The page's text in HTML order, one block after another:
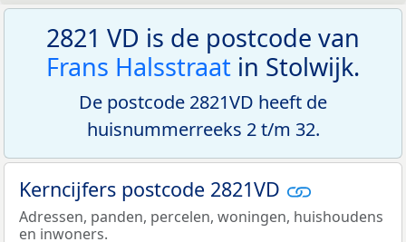
2821 VD is de postcode van
Frans Halsstraat in Stolwijk.
De postcode 2821VD heeft de
huisnummerreeks 2 t/m 32.
Kerncijfers postcode 2821VD
Adressen, panden, percelen, woningen, huishoudens
en inwoners.